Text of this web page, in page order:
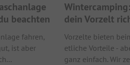
beachten
fahren,
ist aber
dein Vorzelt
Vorzelte bieten
etliche Vorteile -
ganz einfach. Wir